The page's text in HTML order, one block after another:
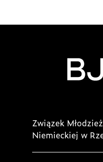
Związek
Niemieckiej w